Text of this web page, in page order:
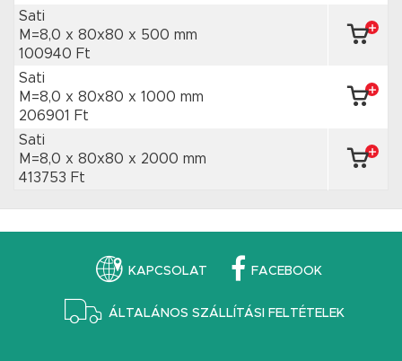
Sati
M=8,0 x 80x80 x 500 mm
100940 Ft
Sati
M=8,0 x 80x80 x 1000 mm
206901 Ft
Sati
M=8,0 x 80x80 x 2000 mm
413753 Ft
KAPCSOLAT FACEBOOK
ÁLTALÁNOS SZÁLLÍTÁSI FELTÉTELEK